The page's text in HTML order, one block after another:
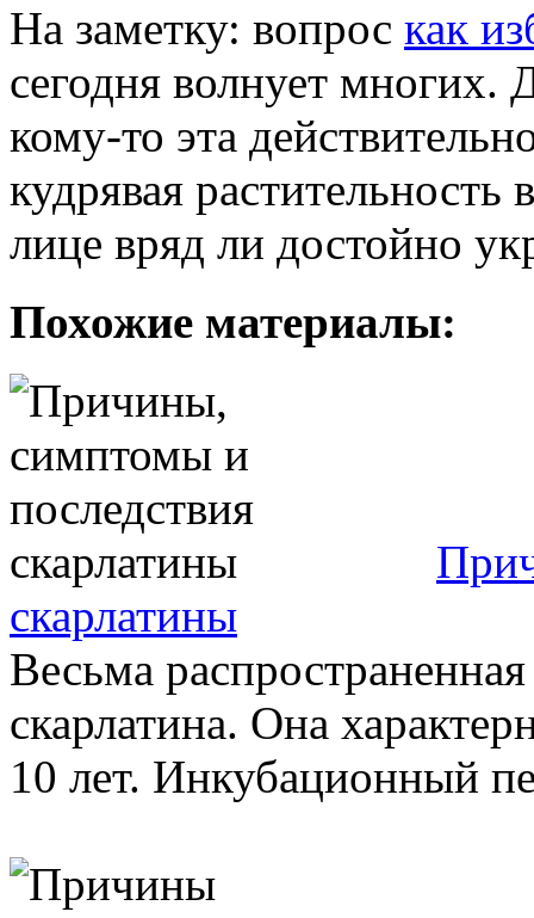
На заметку: вопрос как
сегодня волнует многих.
кому-то эта
кудрявая
лице вряд ли достойно
Похожие материалы:
скарлатины
Весьма
скарлатина. Она
10 лет. Инкубационный